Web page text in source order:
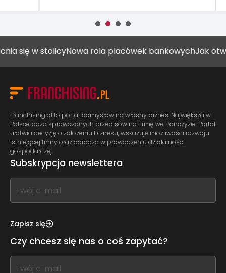
w stolicyNowa rola placówek bankowychJak
Franchising.pl to portal pomysłów na własny biznes. Największa w
Polsce baza sprawdzonych przepisów na firmę we franczyzie. Portal
ułatwia decyzję o założeniu biznesu, wskazuje możliwości rozwoju
istniejącej firmy oraz doradza w prowadzeniu działalności
gospodarczej.
Subskrypcja newslettera
If
you
this,
this
form
Zapisz się
Czy chcesz się nas o coś zapytać?
If